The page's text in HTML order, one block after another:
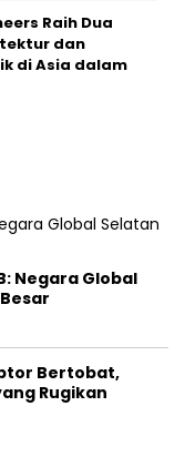
Raih Dua
dan
di Asia dalam
Negara Global
Bertobat,
Rugikan